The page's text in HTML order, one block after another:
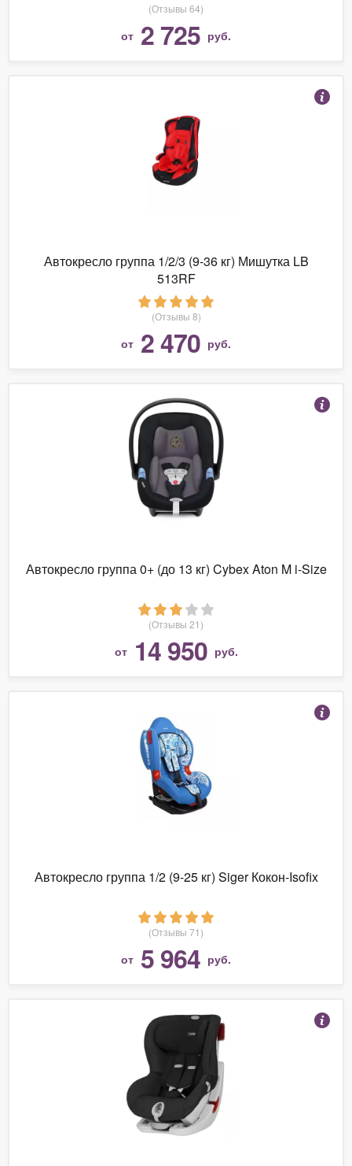
(Отзывы 64)
от 2 725 руб.
Автокресло группа 1/2/3 (9-36 кг) Мишутка LB
513RF
(Отзывы 8)
от 2 470 руб.
Автокресло группа 0+ (до 13 кг) Cybex Aton M i-Size
(Отзывы 21)
от 14 950 руб.
Автокресло группа 1/2 (9-25 кг) Siger Кокон-Isofix
(Отзывы 71)
от 5 964 руб.